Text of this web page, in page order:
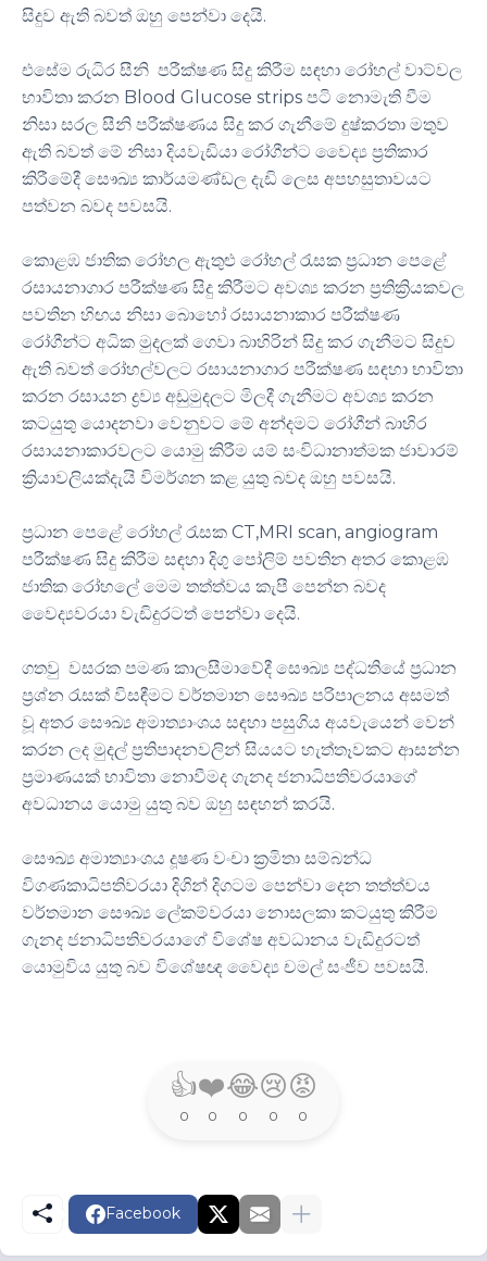
සිදුව ඇති බවත් ඔහු පෙන්වා දෙයි.
එසේම රුධිර සීනි පරීක්ෂණ සිදු කිරීම සඳහා රෝහල් වාට්වල
භාවිතා කරන Blood Glucose strips පටි නොමැති වීම
නිසා සරල සීනි පරීක්ෂණය සිදු කර ගැනීමේ දුෂ්කරතා මතුව
ඇති බවත් මේ නිසා දියවැඩියා රෝගීන්ට වෛද්‍ය ප්‍රතිකාර
කිරීමේදී සෞඛ්‍ය කාර්යමණ්ඩල දැඩි ලෙස අපහසුතාවයට
පත්වන බවද පවසයි.
කොළඹ ජාතික රෝහල ඇතුළු රෝහල් රැසක ප්‍රධාන පෙළේ
රසායනාගාර පරීක්ෂණ සිදු කිරීමට අවශ්‍ය කරන ප්‍රතික්‍රියකවල
පවතින හිඟය නිසා බොහෝ රසායනාකාර පරීක්ෂණ
රෝගීන්ට අධික මුදලක් ගෙවා බාහිරින් සිදු කර ගැනීමට සිදුව
ඇති බවත් රෝහල්වලට රසායනාගාර පරීක්ෂණ සඳහා භාවිතා
කරන රසායන ද්‍රව්‍ය අඩුමුදලට මිලදී ගැනීමට අවශ්‍ය කරන
කටයුතු යොදනවා වෙනුවට මේ අන්දමට රෝගීන් බාහිර
රසායනාකාරවලට යොමු කිරීම යම් සංවිධානාත්මක ජාවාරම්
ක්‍රියාවලියක්දැයි විමර්ශන කළ යුතු බවද ඔහු පවසයි.
ප්‍රධාන පෙළේ රෝහල් රැසක CT,MRI scan, angiogram
පරීක්ෂණ සිදු කිරීම සඳහා දිගු පෝලිම් පවතින අතර කොළඹ
ජාතික රෝහලේ මෙම තත්ත්වය කැපී පෙන්න බවද
වෛද්‍යවරයා වැඩිදුරටත් පෙන්වා දෙයි.
ගතවු වසරක පමණ කාලසීමාවේදී සෞඛ්‍ය පද්ධතියේ ප්‍රධාන
ප්‍රශ්න රැසක් විසඳීමට වර්තමාන සෞඛ්‍ය පරිපාලනය අසමත්
වූ අතර සෞඛ්‍ය අමාත්‍යාංශය සඳහා පසුගිය අයවැයෙන් වෙන්
කරන ලද මුදල් ප්‍රතිපාදනවලින් සියයට හැත්තෑවකට ආසන්න
ප්‍රමාණයක් භාවිතා නොවීමද ගැනද ජනාධිපතිවරයාගේ
අවධානය යොමු යුතු බව ඔහු සඳහන් කරයි.
සෞඛ්‍ය අමාත්‍යාංශය දූෂණ වංචා ක්‍රමිතා සම්බන්ධ
විගණකාධිපතිවරයා දිගින් දිගටම පෙන්වා දෙන තත්ත්වය
වර්තමාන සෞඛ්‍ය ලේකම්වරයා නොසලකා කටයුතු කිරීම
ගැනද ජනාධිපතිවරයාගේ විශේෂ අවධානය වැඩිදුරටත්
යොමුවිය යුතු බව විශේෂඥ වෛද්‍ය චමල් සංජීව පවසයි.
👍
0
❤️
0
😂
0
😢
0
😡
0
Facebook